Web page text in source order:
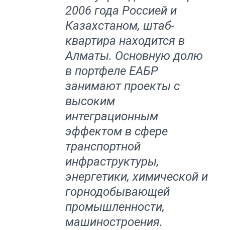
2006 года Россией и
Казахстаном, штаб-
квартира находится в
Алматы. Основную долю
в портфеле ЕАБР
занимают проекты с
высоким
интеграционным
эффектом в сфере
транспортной
инфраструктуры,
энергетики, химической и
горнодобывающей
промышленности,
машиностроения.